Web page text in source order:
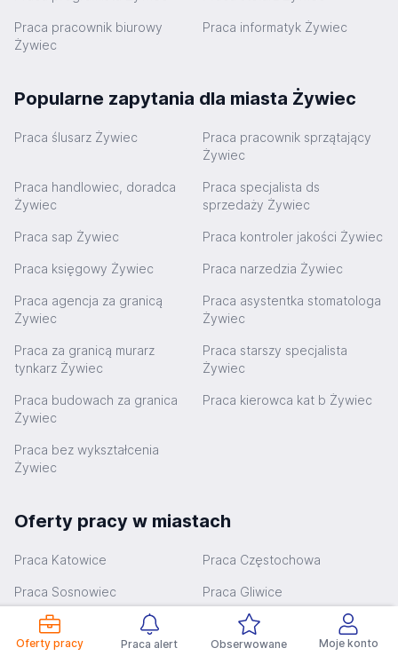
Oferty pracy Praca alert Obserwowane Moje konto
Praca pracownik biurowy
Żywiec
Praca informatyk Żywiec
Popularne zapytania dla miasta Żywiec
Praca ślusarz Żywiec
Praca pracownik sprzątający
Żywiec
Praca handlowiec, doradca
Żywiec
Praca specjalista ds
sprzedaży Żywiec
Praca sap Żywiec Praca kontroler jakości Żywiec
Praca księgowy Żywiec Praca narzedzia Żywiec
Praca agencja za granicą
Żywiec
Praca asystentka stomatologa
Żywiec
Praca za granicą murarz
tynkarz Żywiec
Praca starszy specjalista
Żywiec
Praca budowach za granica
Żywiec
Praca kierowca kat b Żywiec
Praca bez wykształcenia
Żywiec
Oferty pracy w miastach
Praca Katowice Praca Częstochowa
Praca Sosnowiec Praca Gliwice
Praca Bielsko-Biała Praca Zabrze